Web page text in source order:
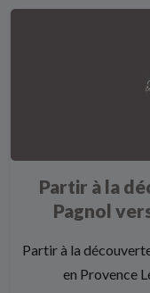
Partir à la
Pagnol
Partir à la
en Provence